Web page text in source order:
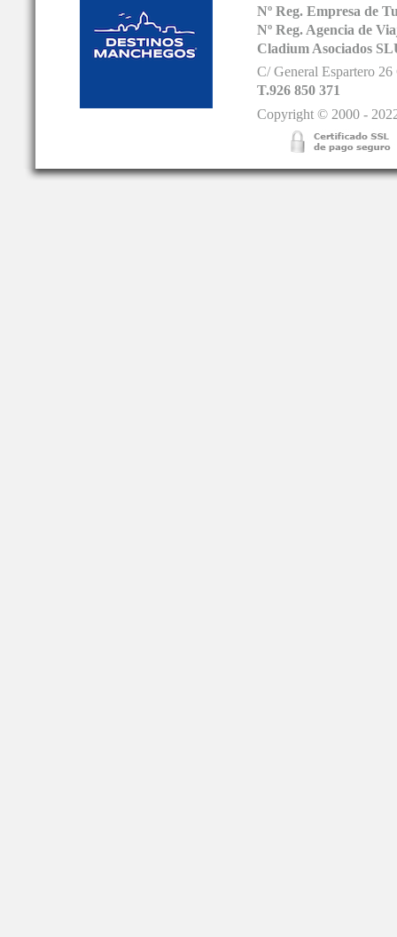
Nº Reg. Empresa de
Nº Reg. Agencia de
Cladium Asociados
C/ General Espartero
T.926 850 371
Copyright © 2000 -